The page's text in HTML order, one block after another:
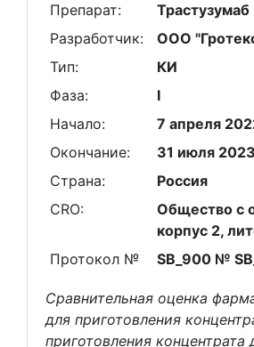
Препарат:
Трастузумаб
Разработчик:
ООО
Тип:
КИ
Фаза:
I
Начало:
7 апреля
Окончание:
31 июля
Страна:
Россия
CRO:
Общество с
корпус 2,
Протокол №
SB_900 №
Сравнительная оценка
для приготовления
приготовления